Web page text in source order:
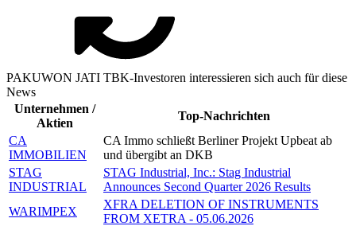
PAKUWON JATI TBK-Investoren interessieren sich auch für diese
News
Unternehmen /
Aktien
Top-Nachrichten
CA
IMMOBILIEN
CA Immo schließt Berliner Projekt Upbeat ab
und übergibt an DKB
STAG
INDUSTRIAL
STAG Industrial, Inc.: Stag Industrial
Announces Second Quarter 2026 Results
WARIMPEX
XFRA DELETION OF INSTRUMENTS
FROM XETRA - 05.06.2026